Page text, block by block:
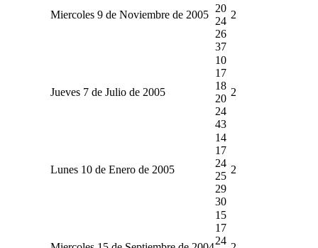
Miercoles 9 de Noviembre de 2005
20
24
26
37
2
Jueves 7 de Julio de 2005
10
17
18
20
24
43
2
Lunes 10 de Enero de 2005
14
17
24
25
29
30
2
15
17
24